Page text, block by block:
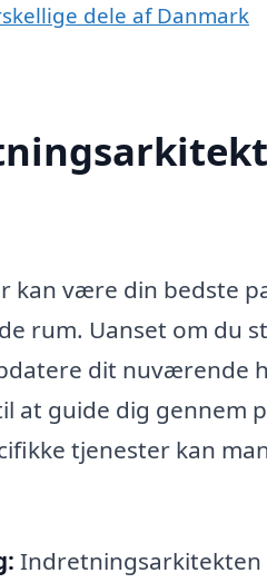
dele af Danmark
kan være din bedste
rum. Uanset om du
dit nuværende
guide dig gennem
tjenester kan
Indretningsarkitekten